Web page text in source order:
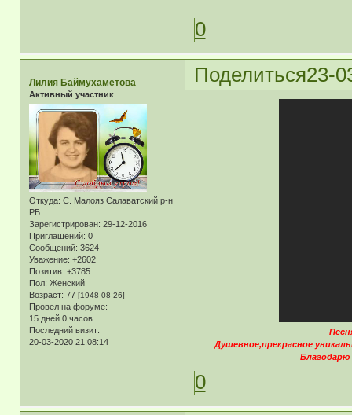
0
Поделиться23-
Лилия Баймухаметова
Активный участник
Откуда: С. Малояз Салаватский р-н
РБ
Зарегистрирован: 29-12-2016
Приглашений: 0
Сообщений: 3624
Уважение: +2602
Позитив: +3785
Пол: Женский
Возраст: 77 [1948-08-26]
Провел на форуме:
15 дней 0 часов
Последний визит:
20-03-2020 21:08:14
Душевное,прекрасное
Благодарю
0